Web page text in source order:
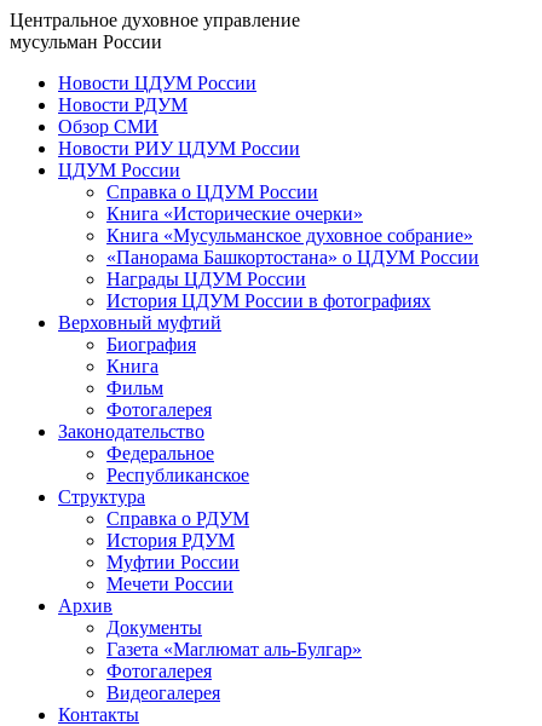
Центральное духовное управление
мусульман России
Новости ЦДУМ России
Новости РДУМ
Обзор СМИ
Новости РИУ ЦДУМ России
ЦДУМ России
Справка о ЦДУМ России
Книга «Исторические очерки»
Книга «Мусульманское духовное собрание»
«Панорама Башкортостана» о ЦДУМ России
Награды ЦДУМ России
История ЦДУМ России в фотографиях
Верховный муфтий
Биография
Книга
Фильм
Фотогалерея
Законодательство
Федеральное
Республиканское
Структура
Справка о РДУМ
История РДУМ
Муфтии России
Мечети России
Архив
Документы
Газета «Маглюмат аль-Булгар»
Фотогалерея
Видеогалерея
Контакты